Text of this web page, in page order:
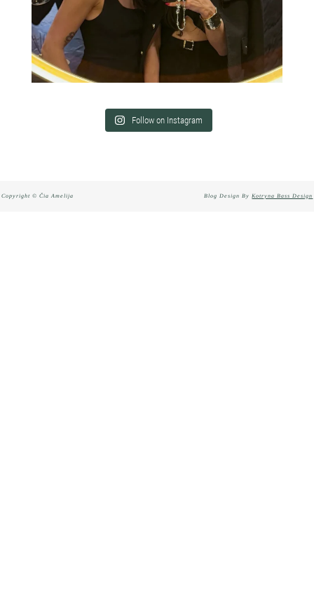
Follow on Instagram
Copyright © Čia Amelija Blog Design ByKotryna Bass Design